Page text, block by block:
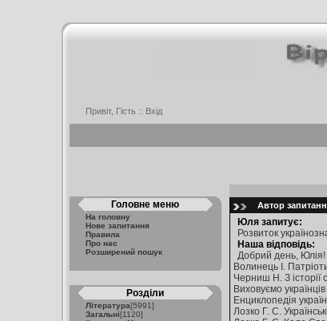
Привіт, Гість :: Вхід
Головне меню
На головну
Нове запитання
Правила
Про нас
Розширений пошук
Розділи
Література[5991]
Загальні[1120]
Автор
Юля запитує:
Розвиток
Наша відповідь:
Добрий день,
Волинець І.
Черниш Н. З
Виховуємо
Енциклопедія
Лозко Г. С.